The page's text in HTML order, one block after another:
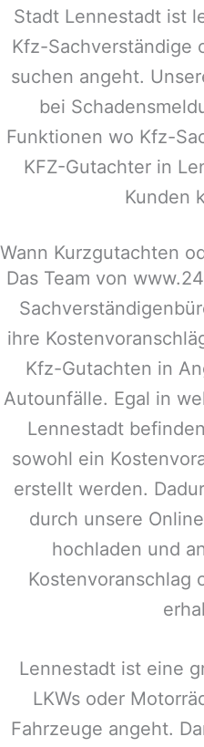
Stadt Lennestadt ist
Kfz-Sachverständige
suchen angeht.
bei
Funktionen wo Kfz-
KFZ-Gutachter in
Kunden
Wann Kurzgutachten
Das Team von
ihre
Kfz-Gutachten in
Autounfälle. Egal in
Lennestadt
sowohl ein
erstellt werden.
durch unsere
hochladen und
Kostenvoranschlag
Lennestadtist eine
LKWs oder
Fahrzeuge angeht.